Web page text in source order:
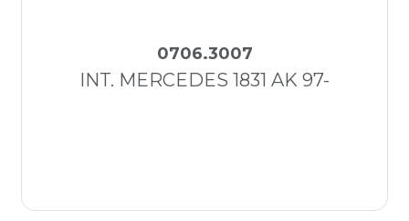
0706.3007
INT. MERCEDES 1831 AK 97-